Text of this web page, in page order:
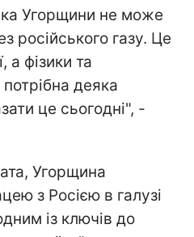
Угорщини не може
російського газу. Це
а фізики та
деяка
це сьогодні", -
Угорщина
з Росією в галузі
із ключів до